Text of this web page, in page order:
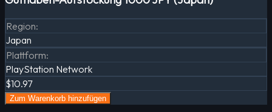
Region:
Japan
Plattform:
PlayStation Network
$10.97
Zum Warenkorb hinzufügen